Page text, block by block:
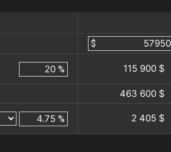
$
% 115 900 $
463 600 $
% 2 405 $